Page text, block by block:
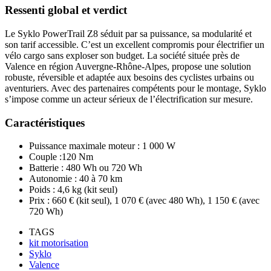
Ressenti global et verdict
Le Syklo PowerTrail Z8 séduit par sa puissance, sa modularité et
son tarif accessible. C’est un excellent compromis pour électrifier un
vélo cargo sans exploser son budget. La société située près de
Valence en région Auvergne-Rhône-Alpes, propose une solution
robuste, réversible et adaptée aux besoins des cyclistes urbains ou
aventuriers. Avec des partenaires compétents pour le montage, Syklo
s’impose comme un acteur sérieux de l’électrification sur mesure.
Caractéristiques
Puissance maximale moteur : 1 000 W
Couple :120 Nm
Batterie : 480 Wh ou 720 Wh
Autonomie : 40 à 70 km
Poids : 4,6 kg (kit seul)
Prix : 660 € (kit seul), 1 070 € (avec 480 Wh), 1 150 € (avec
720 Wh)
TAGS
kit motorisation
Syklo
Valence